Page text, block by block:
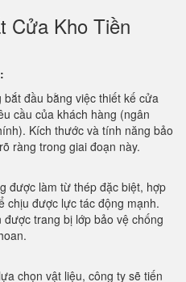
Cửa Kho Tiền
đầu bằng việc thiết kế cửa
cầu của khách hàng (ngân
Kích thước và tính năng bảo
ràng trong giai đoạn này.
được làm từ thép đặc biệt, hợp
chịu được lực tác động mạnh.
được trang bị lớp bảo vệ chống
chọn vật liệu, công ty sẽ tiến